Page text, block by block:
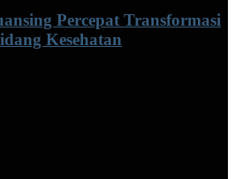
Percepat Transformasi
Kesehatan